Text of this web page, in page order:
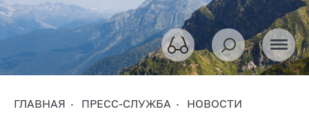
ГЛАВНАЯ ПРЕСС-СЛУЖБА НОВОСТИ